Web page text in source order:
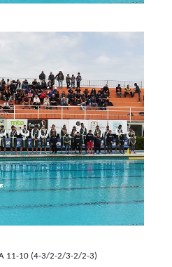
11-10 (4-3/2-2/3-2/2-3)